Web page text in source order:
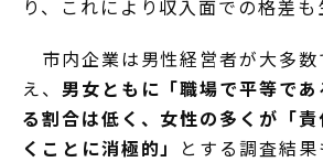
り、これにより収入面での格差も
市内企業は男性経営者が大多数
え、 男女ともに「職場で平等で
る割合は低く、女性の多くが「
くことに消極的」
とする調査結果